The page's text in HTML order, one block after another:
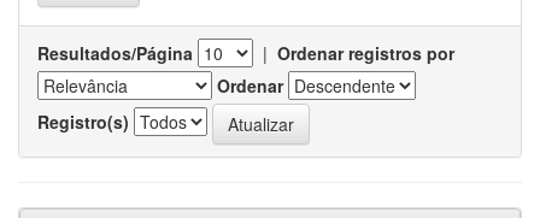
Resultados/Página | Ordenar registros por
Ordenar
Registro(s)